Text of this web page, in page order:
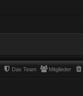
Mitglieder
Das Team